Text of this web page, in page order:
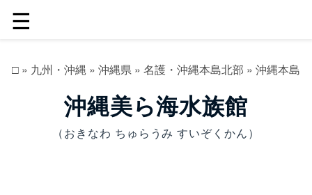
☰
□ » 九州・沖縄 » 沖縄県 » 名護・沖縄本島北部 » 沖縄本島
沖縄美ら海水族館
（おきなわ ちゅらうみ すいぞくかん）